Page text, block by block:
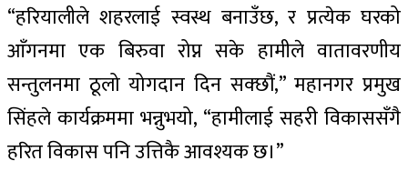
“हरियालीले शहरलाई स्वस्थ बनाउँछ, र प्रत्येक घरको
आँगनमा एक बिरुवा रोप्न सके हामीले वातावरणीय
सन्तुलनमा ठूलो योगदान दिन सक्छौं,” महानगर प्रमुख
सिंहले कार्यक्रममा भन्नुभयो, “हामीलाई सहरी विकाससँगै
हरित विकास पनि उत्तिकै आवश्यक छ।”